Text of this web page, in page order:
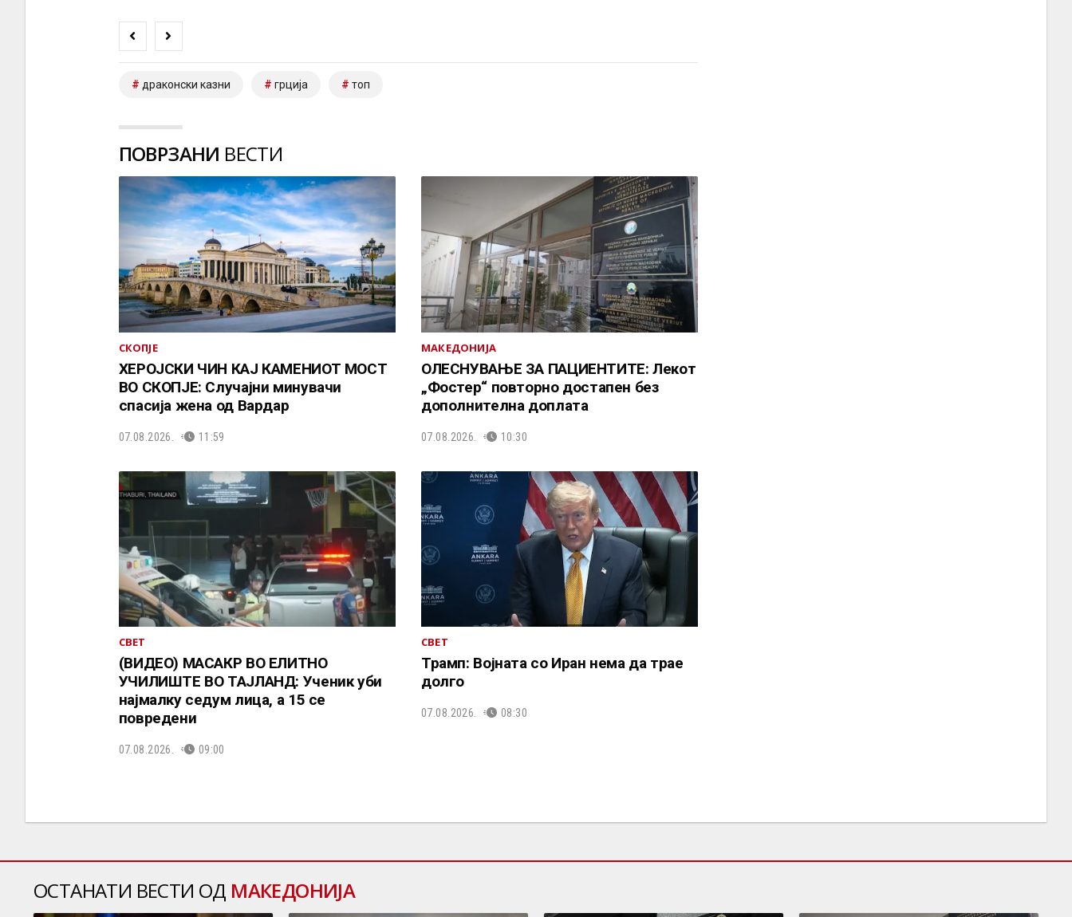
драконски казни грција топ
ПОВРЗАНИ ВЕСТИ
СКОПЈЕ
ХЕРОЈСКИ ЧИН КАЈ КАМЕНИОТ МОСТ
ВО СКОПЈЕ: Случајни минувачи
спасија жена од Вардар
07.08.2026. 11:59
МАКЕДОНИЈА
ОЛЕСНУВАЊЕ ЗА ПАЦИЕНТИТЕ: Лекот
„Фостер“ повторно достапен без
дополнителна доплата
07.08.2026. 10:30
СВЕТ
(ВИДЕО) МАСАКР ВО ЕЛИТНО
УЧИЛИШТЕ ВО ТАЈЛАНД: Ученик уби
најмалку седум лица, а 15 се
повредени
07.08.2026. 09:00
СВЕТ
Трамп: Војната со Иран нема да трае
долго
07.08.2026. 08:30
ОСТАНАТИ ВЕСТИ ОД МАКЕДОНИЈА